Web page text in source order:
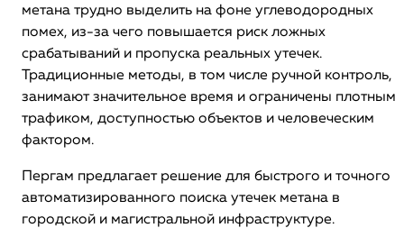
метана трудно выделить на фоне углеводородных
помех, из-за чего повышается риск ложных
срабатываний и пропуска реальных утечек.
Традиционные методы, в том числе ручной контроль,
занимают значительное время и ограничены плотным
трафиком, доступностью объектов и человеческим
фактором.
Пергам предлагает решение для быстрого и точного
автоматизированного поиска утечек метана в
городской и магистральной инфраструктуре.